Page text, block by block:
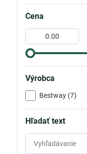
Cena
Od:
Výrobca
Bestway (7)
Hľadať text
Prehľadať
výsledky